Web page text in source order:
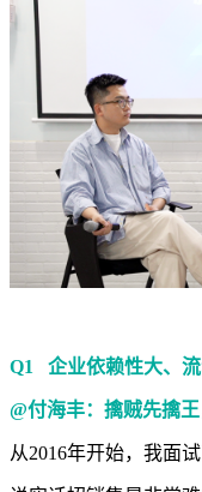
Q1 企业依赖性大、流
@付海丰：擒贼先擒
从2016年开始，我面试